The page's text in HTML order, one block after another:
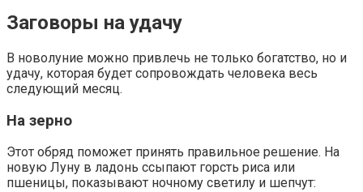
Заговоры на удачу
В новолуние можно привлечь не только богатство, но и
удачу, которая будет сопровождать человека весь
следующий месяц.
На зерно
Этот обряд поможет принять правильное решение. На
новую Луну в ладонь ссыпают горсть риса или
пшеницы, показывают ночному светилу и шепчут: